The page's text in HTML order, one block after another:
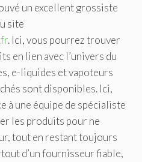
un excellent grossiste
site
. Ici, vous pourrez trouver
en lien avec l’univers du
e-liquides et vapoteurs
sont disponibles. Ici,
à une équipe de spécialiste
les produits pour ne
tout en restant toujours
d’un fournisseur fiable,